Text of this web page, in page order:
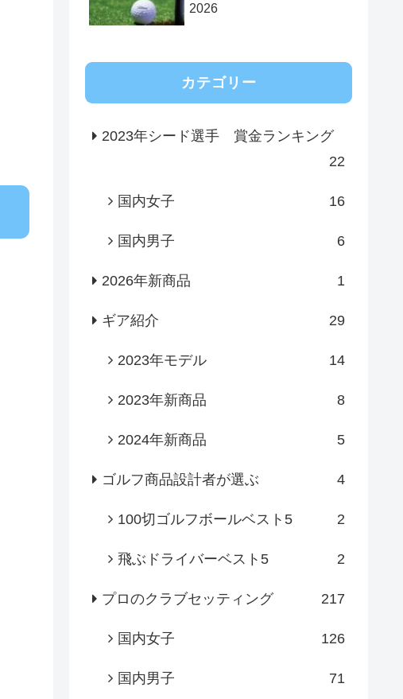
2026
カテゴリー
2023年シード選手 賞金ランキング
22
国内女子 16
国内男子 6
2026年新商品 1
ギア紹介 29
2023年モデル 14
2023年新商品 8
2024年新商品 5
ゴルフ商品設計者が選ぶ 4
100切ゴルフボールベスト5 2
飛ぶドライバーベスト5 2
プロのクラブセッティング 217
国内女子 126
国内男子 71